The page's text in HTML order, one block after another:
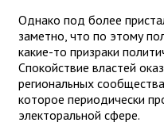
Однако под более
заметно, что по этому
какие-то призраки
Спокойствие властей
региональных
которое периодически
электоральной сфере.